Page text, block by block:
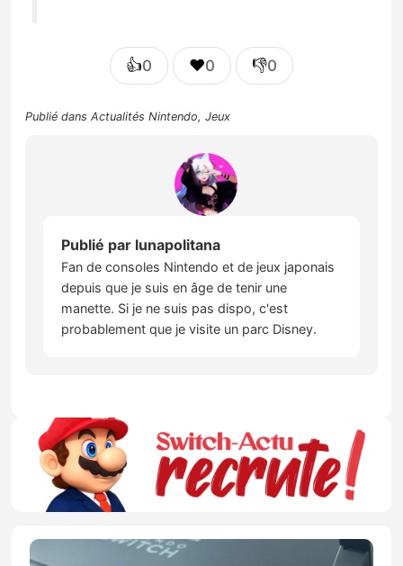
👍0 ❤️0 👎0
Publié dansActualités Nintendo,Jeux
Publié par lunapolitana
Fan de consoles Nintendo et de jeux japonais
depuis que je suis en âge de tenir une
manette. Si je ne suis pas dispo, c'est
probablement que je visite un parc Disney.